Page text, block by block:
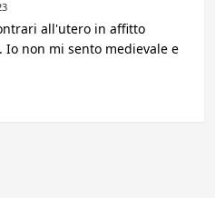
all'utero in affitto
non mi sento medievale e